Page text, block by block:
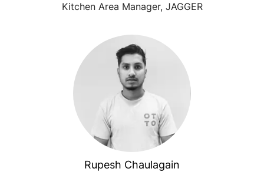
Kitchen Area Manager, JAGGER
Rupesh Chaulagain